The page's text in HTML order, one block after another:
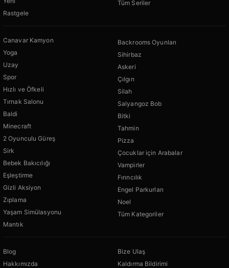
Rastgele
Tüm Seriler
Canavar Kamyon
Yoga
Uzay
Spor
Hızlı ve Öfkeli
Tırnak Salonu
Baldi
Minecraft
2 Oyunculu Güreş
Sirk
Bebek Bakıcılığı
Eşleştirme
Gizli Aksiyon
Zıplama
Yaşam Simülasyonu
Mantık
Backrooms Oyunları
Sihirbaz
Askeri
Çılgın
Silah
Salyangoz Bob
Bitki
Tahmin
Pizza
Çocuklar için Arabalar
Vampirler
Fırıncılık
Engel Parkurları
Noel
Tüm Kategoriler
Blog
Hakkımızda
Bize Ulaş
Kaldırma Bildirimi